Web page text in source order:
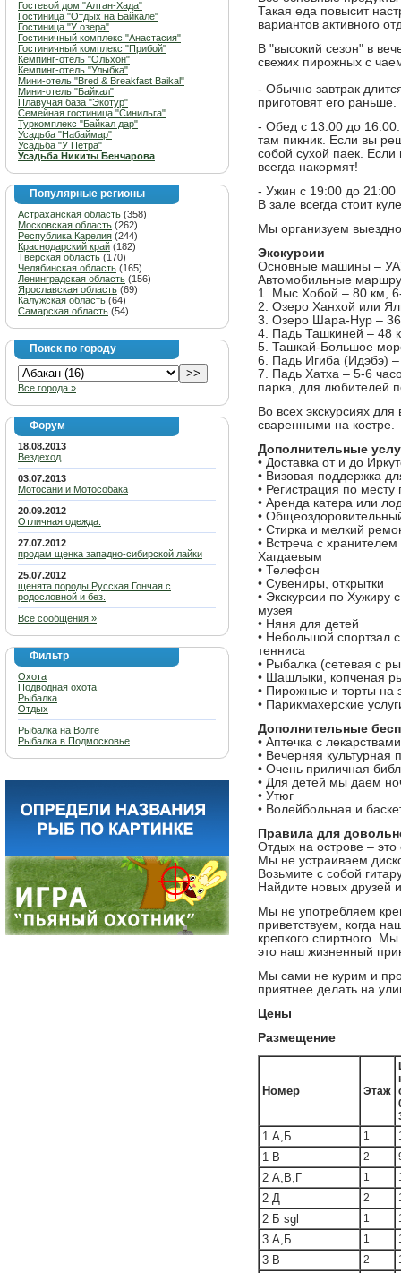
Гостевой дом "Алтан-Хада"
Гостиница "Отдых на Байкале"
Гостиница "У озера"
Гостиничный комплекс "Анастасия"
Гостиничный комплекс "Прибой"
Кемпинг-отель "Ольхон"
Кемпинг-отель "Улыбка"
Мини-отель "Bred & Breakfast Baikal"
Мини-отель "Байкал"
Плавучая база "Экотур"
Семейная гостиница "Синильга"
Туркомплекс "Байкал дар"
Усадьба "Набаймар"
Усадьба "У Петра"
Усадьба Никиты Бенчарова
Популярные регионы
Астраханская область (358)
Московская область (262)
Республика Карелия (244)
Краснодарский край (182)
Тверская область (170)
Челябинская область (165)
Ленинградская область (156)
Ярославская область (69)
Калужская область (64)
Самарская область (54)
Поиск по городу
Все города »
Форум
18.08.2013
Вездеход
03.07.2013
Мотосани и Мотособака
20.09.2012
Отличная одежда.
27.07.2012
продам щенка западно-сибирской лайки
25.07.2012
щенята породы Русская Гончая с
родословной и без.
Все сообщения »
Фильтр
Охота
Подводная охота
Рыбалка
Отдых
Рыбалка на Волге
Рыбалка в Подмосковье
Такая еда повысит
вариантов активного
В "высокий сезон" в
свежих пирожных с
- Обычно завтрак
приготовят его раньше.
- Обед с 13:00 до 16:00.
там пикник. Если вы
собой сухой паек. Если
всегда накормят!
- Ужин с 19:00 до 21:00
В зале всегда стоит
Мы организуем
Экскурсии
Основные машины –
Автомобильные
1. Мыс Хобой – 80 км,
2. Озеро Ханхой или
3. Озеро Шара-Нур – 36
4. Падь Ташкиней – 48
5. Ташкай-Большое
6. Падь Игиба (Идэбэ)
7. Падь Хатха – 5-6
парка, для любителей
Во всех экскурсиях
сваренными на костре.
Дополнительные
• Доставка от и до
• Визовая поддержка
• Регистрация по
• Аренда катера или
•
• Стирка и мелкий
• Встреча с
Хагдаевым
• Телефон
• Сувениры, открытки
• Экскурсии по Хужиру
музея
• Няня для детей
• Небольшой спортзал
тенниса
• Рыбалка (сетевая с
• Шашлыки, копченая
• Пирожные и торты на
• Парикмахерские
Дополнительные
• Аптечка с лекарствами
• Вечерняя культурная
• Очень приличная
• Для детей мы даем
• Утюг
• Волейбольная и
Правила для
Отдых на острове –
Мы не устраиваем
Возьмите с собой
Найдите новых друзей
Мы не употребляем
приветствуем, когда
крепкого спиртного.
это наш жизненный
Мы сами не курим и
приятнее делать на
Цены
Размещение
Номер Этаж
1 А,Б 1
1 В 2
2 А,В,Г 1
2 Д 2
2 Б sgl 1
3 А,Б 1
3 В 2